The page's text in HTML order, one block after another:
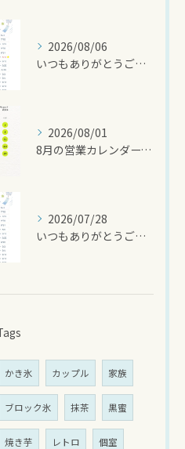
2026/08/06
いつもありがとうございます🍧
2026/08/01
8月の営業カレンダーです🌻
2026/07/28
いつもありがとうございます
かき氷 カップル 家族
ブロック氷 抹茶 黒蜜
焼き芋 レトロ 個室